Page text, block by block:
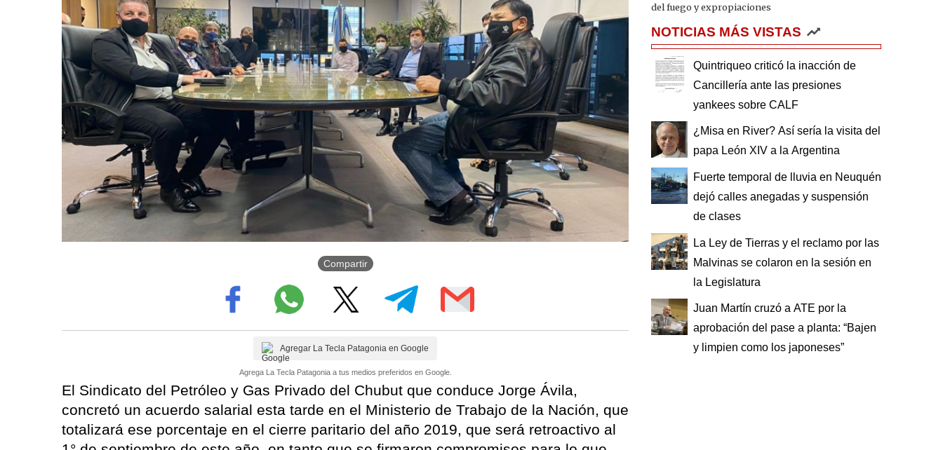
Compartir
Agregar La Tecla Patagonia en Google
Agrega La Tecla Patagonia a tus medios preferidos en Google.
El Sindicato del Petróleo y Gas Privado del Chubut que conduce Jorge Ávila,
concretó un acuerdo salarial esta tarde en el Ministerio de Trabajo de la Nación, que
totalizará ese porcentaje en el cierre paritario del año 2019, que será retroactivo al
del fuego y expropiaciones
NOTICIAS MÁS VISTAS
Quintriqueo criticó la inacción de
Cancillería ante las presiones
yankees sobre CALF
¿Misa en River? Así sería la visita del
papa León XIV a la Argentina
Fuerte temporal de lluvia en Neuquén
dejó calles anegadas y suspensión
de clases
La Ley de Tierras y el reclamo por las
Malvinas se colaron en la sesión en
la Legislatura
Juan Martín cruzó a ATE por la
aprobación del pase a planta: “Bajen
y limpien como los japoneses”